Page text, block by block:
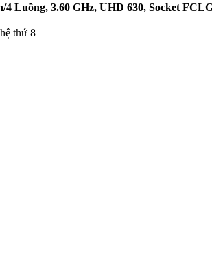
Luồng, 3.60 GHz, UHD 630, Socket
thứ 8